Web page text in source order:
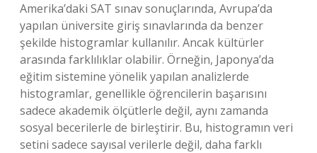
Amerika’daki SAT sınav sonuçlarında, Avrupa’da
yapılan üniversite giriş sınavlarında da benzer
şekilde histogramlar kullanılır. Ancak kültürler
arasında farklılıklar olabilir. Örneğin, Japonya’da
eğitim sistemine yönelik yapılan analizlerde
histogramlar, genellikle öğrencilerin başarısını
sadece akademik ölçütlerle değil, aynı zamanda
sosyal becerilerle de birleştirir. Bu, histogramın veri
setini sadece sayısal verilerle değil, daha farklı